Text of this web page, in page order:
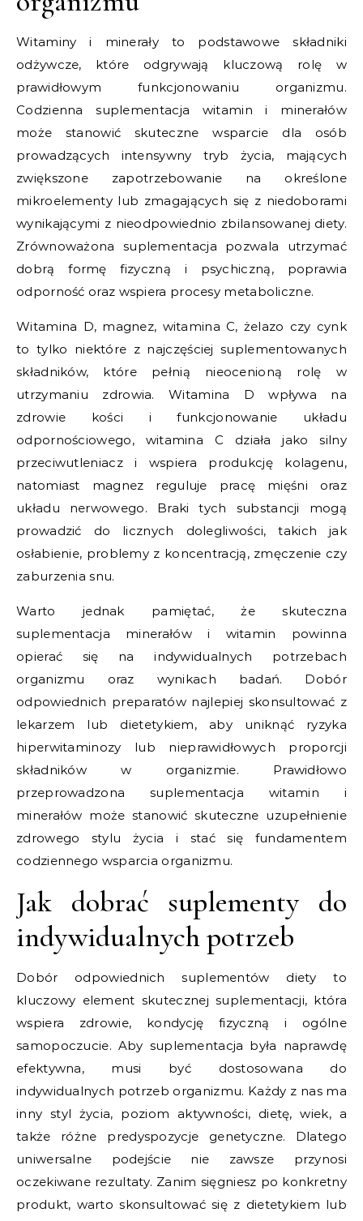
Witaminy i minerały to podstawowe składniki
odżywcze, które odgrywają kluczową rolę w
prawidłowym funkcjonowaniu organizmu.
Codzienna suplementacja witamin i minerałów
może stanowić skuteczne wsparcie dla osób
prowadzących intensywny tryb życia, mających
zwiększone zapotrzebowanie na określone
mikroelementy lub zmagających się z niedoborami
wynikającymi z nieodpowiednio zbilansowanej diety.
Zrównoważona suplementacja pozwala utrzymać
dobrą formę fizyczną i psychiczną, poprawia
odporność oraz wspiera procesy metaboliczne.
Witamina D, magnez, witamina C, żelazo czy cynk
to tylko niektóre z najczęściej suplementowanych
składników, które pełnią nieocenioną rolę w
utrzymaniu zdrowia. Witamina D wpływa na
zdrowie kości i funkcjonowanie układu
odpornościowego, witamina C działa jako silny
przeciwutleniacz i wspiera produkcję kolagenu,
natomiast magnez reguluje pracę mięśni oraz
układu nerwowego. Braki tych substancji mogą
prowadzić do licznych dolegliwości, takich jak
osłabienie, problemy z koncentracją, zmęczenie czy
zaburzenia snu.
Warto jednak pamiętać, że skuteczna
suplementacja minerałów i witamin powinna
opierać się na indywidualnych potrzebach
organizmu oraz wynikach badań. Dobór
odpowiednich preparatów najlepiej skonsultować z
lekarzem lub dietetykiem, aby uniknąć ryzyka
hiperwitaminozy lub nieprawidłowych proporcji
składników w organizmie. Prawidłowo
przeprowadzona suplementacja witamin i
minerałów może stanowić skuteczne uzupełnienie
zdrowego stylu życia i stać się fundamentem
codziennego wsparcia organizmu.
Jak dobrać suplementy do
indywidualnych potrzeb
Dobór odpowiednich suplementów diety to
kluczowy element skutecznej suplementacji, która
wspiera zdrowie, kondycję fizyczną i ogólne
samopoczucie. Aby suplementacja była naprawdę
efektywna, musi być dostosowana do
indywidualnych potrzeb organizmu. Każdy z nas ma
inny styl życia, poziom aktywności, dietę, wiek, a
także różne predyspozycje genetyczne. Dlatego
uniwersalne podejście nie zawsze przynosi
oczekiwane rezultaty. Zanim sięgniesz po konkretny
produkt, warto skonsultować się z dietetykiem lub